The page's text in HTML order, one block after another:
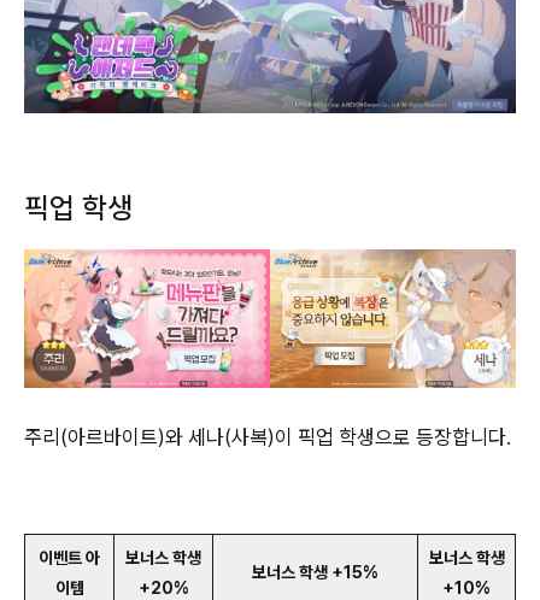
픽업 학생
주리(아르바이트)와 세나(사복)이 픽업 학생으로 등장합니다.
이벤트 아
이템
보너스 학생
+20%
보너스 학생 +15%
보너스 학생
+10%